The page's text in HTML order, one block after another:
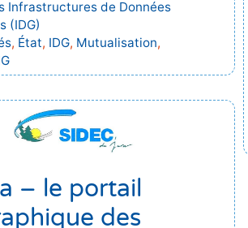
Infrastructures de Données
(IDG)
, État, IDG, Mutualisation,
– le portail
des